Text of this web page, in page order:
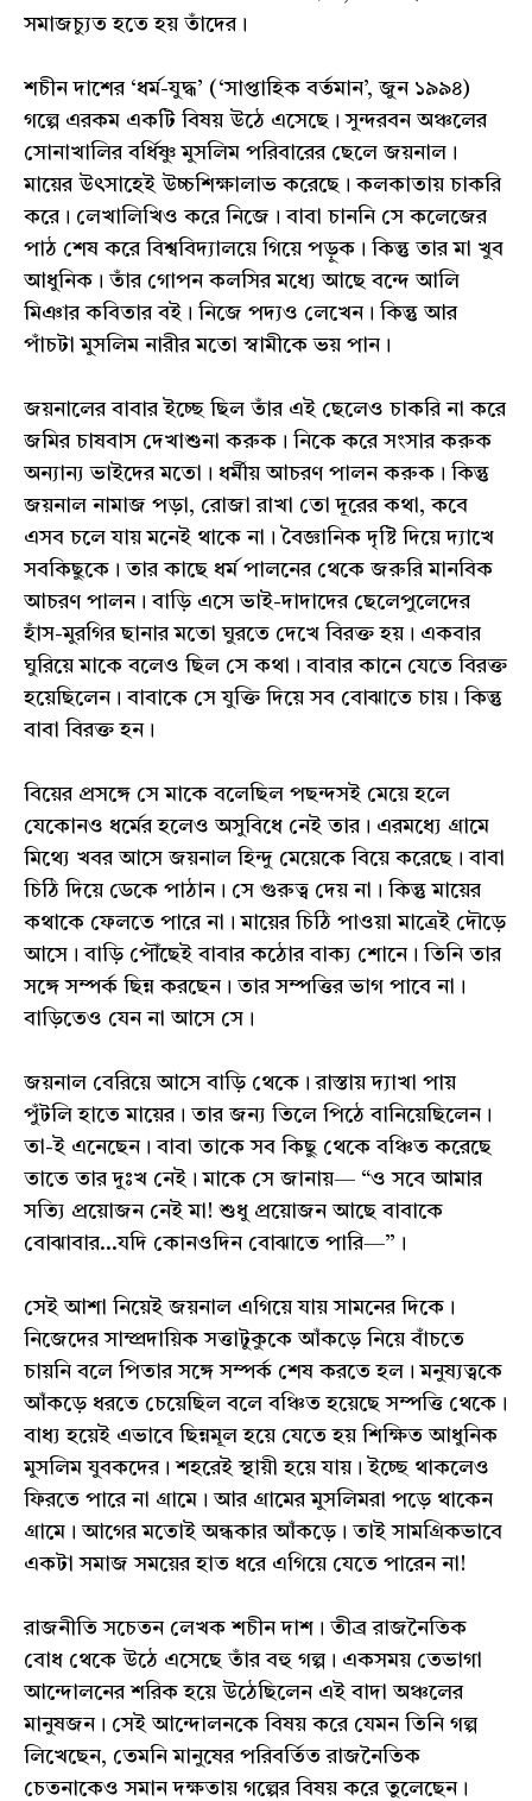
সমাজচ্যুত হতে হয় তাঁদের।
শচীন দাশের ‘ধর্ম-যুদ্ধ’ (‘সাপ্তাহিক বর্তমান’, জুন ১৯৯৪)
গল্পে এরকম একটি বিষয় উঠে এসেছে। সুন্দরবন অঞ্চলের
সোনাখালির বর্ধিষ্ণু মুসলিম পরিবারের ছেলে জয়নাল।
মায়ের উৎসাহেই উচ্চশিক্ষালাভ করেছে। কলকাতায় চাকরি
করে। লেখালিখিও করে নিজে। বাবা চাননি সে কলেজের
পাঠ শেষ করে বিশ্ববিদ্যালয়ে গিয়ে পড়ুক। কিন্তু তার মা খুব
আধুনিক। তাঁর গোপন কলসির মধ্যে আছে বন্দে আলি
মিঞার কবিতার বই। নিজে পদ্যও লেখেন। কিন্তু আর
পাঁচটা মুসলিম নারীর মতো স্বামীকে ভয় পান।
জয়নালের বাবার ইচ্ছে ছিল তাঁর এই ছেলেও চাকরি না করে
জমির চাষবাস দেখাশুনা করুক। নিকে করে সংসার করুক
অন্যান্য ভাইদের মতো। ধর্মীয় আচরণ পালন করুক। কিন্তু
জয়নাল নামাজ পড়া, রোজা রাখা তো দূরের কথা, কবে
এসব চলে যায় মনেই থাকে না। বৈজ্ঞানিক দৃষ্টি দিয়ে দ্যাখে
সবকিছুকে। তার কাছে ধর্ম পালনের থেকে জরুরি মানবিক
আচরণ পালন। বাড়ি এসে ভাই-দাদাদের ছেলেপুলেদের
হাঁস-মুরগির ছানার মতো ঘুরতে দেখে বিরক্ত হয়। একবার
ঘুরিয়ে মাকে বলেও ছিল সে কথা। বাবার কানে যেতে বিরক্ত
হয়েছিলেন। বাবাকে সে যুক্তি দিয়ে সব বোঝাতে চায়। কিন্তু
বাবা বিরক্ত হন।
বিয়ের প্রসঙ্গে সে মাকে বলেছিল পছন্দসই মেয়ে হলে
যেকোনও ধর্মের হলেও অসুবিধে নেই তার। এরমধ্যে গ্রামে
মিথ্যে খবর আসে জয়নাল হিন্দু মেয়েকে বিয়ে করেছে। বাবা
চিঠি দিয়ে ডেকে পাঠান। সে গুরুত্ব দেয় না। কিন্তু মায়ের
কথাকে ফেলতে পারে না। মায়ের চিঠি পাওয়া মাত্রেই দৌড়ে
আসে। বাড়ি পৌঁছেই বাবার কঠোর বাক্য শোনে। তিনি তার
সঙ্গে সম্পর্ক ছিন্ন করছেন। তার সম্পত্তির ভাগ পাবে না।
বাড়িতেও যেন না আসে সে।
জয়নাল বেরিয়ে আসে বাড়ি থেকে। রাস্তায় দ্যাখা পায়
পুঁটলি হাতে মায়ের। তার জন্য তিলে পিঠে বানিয়েছিলেন।
তা-ই এনেছেন। বাবা তাকে সব কিছু থেকে বঞ্চিত করেছে
তাতে তার দুঃখ নেই। মাকে সে জানায়— “ও সবে আমার
সত্যি প্রয়োজন নেই মা! শুধু প্রয়োজন আছে বাবাকে
বোঝাবার...যদি কোনওদিন বোঝাতে পারি—”।
সেই আশা নিয়েই জয়নাল এগিয়ে যায় সামনের দিকে।
নিজেদের সাম্প্রদায়িক সত্তাটুকুকে আঁকড়ে নিয়ে বাঁচতে
চায়নি বলে পিতার সঙ্গে সম্পর্ক শেষ করতে হল। মনুষ্যত্বকে
আঁকড়ে ধরতে চেয়েছিল বলে বঞ্চিত হয়েছে সম্পত্তি থেকে।
বাধ্য হয়েই এভাবে ছিন্নমূল হয়ে যেতে হয় শিক্ষিত আধুনিক
মুসলিম যুবকদের। শহরেই স্থায়ী হয়ে যায়। ইচ্ছে থাকলেও
ফিরতে পারে না গ্রামে। আর গ্রামের মুসলিমরা পড়ে থাকেন
গ্রামে। আগের মতোই অন্ধকার আঁকড়ে। তাই সামগ্রিকভাবে
একটা সমাজ সময়ের হাত ধরে এগিয়ে যেতে পারেন না!
রাজনীতি সচেতন লেখক শচীন দাশ। তীব্র রাজনৈতিক
বোধ থেকে উঠে এসেছে তাঁর বহু গল্প। একসময় তেভাগা
আন্দোলনের শরিক হয়ে উঠেছিলেন এই বাদা অঞ্চলের
মানুষজন। সেই আন্দোলনকে বিষয় করে যেমন তিনি গল্প
লিখেছেন, তেমনি মানুষের পরিবর্তিত রাজনৈতিক
চেতনাকেও সমান দক্ষতায় গল্পের বিষয় করে তুলেছেন।